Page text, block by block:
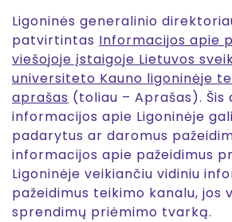
Ligoninės generalinio
patvirtintas Informacijos apie
viešojoje įstaigoje Lietuvos
universiteto Kauno ligoninėje
aprašas (toliau – Aprašas).
informacijos apie Ligoninėje
padarytus ar daromus
informacijos apie pažeidimus
Ligoninėje veikiančiu vidiniu
pažeidimus teikimo kanalu, jos
sprendimų priėmimo tvarką.